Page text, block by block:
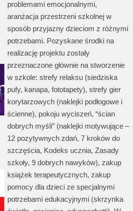
problemami emocjonalnymi,
aranżacja przestrzeni szkolnej w
sposób przyjazny dzieciom z różnymi
potrzebami. Pozyskane środki na
realizację projektu zostały
przeznaczone głównie na stworzenie
w szkole: strefy relaksu (siedziska
pufy, kanapa, fototapety), strefy gier
korytarzowych (naklejki podłogowe i
ścienne), pokoju wyciszeń, “ścian
dobrych myśli” (naklejki motywujące –
12 pozytywnych zdań, 7 kroków do
szczęścia, Kodeks ucznia, Zasady
szkoły, 9 dobrych nawyków), zakup
książek terapeutycznych, zakup
pomocy dla dzieci ze specjalnymi
potrzebami edukacyjnymi (skrzynka